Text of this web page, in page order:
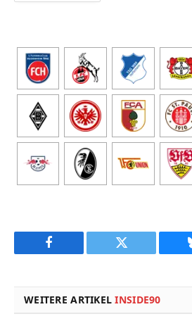
Facebook Twitter
WEITERE ARTIKELINSIDE90